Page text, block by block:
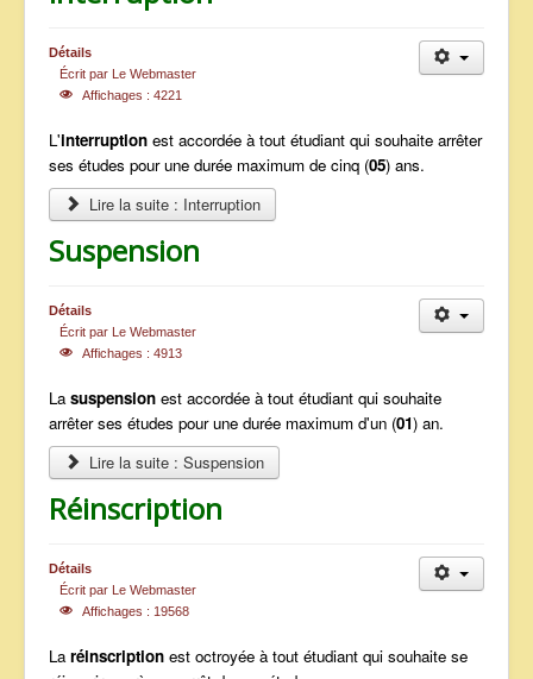
Détails
Écrit par Le Webmaster
Affichages : 4221
L'interruption est accordée à tout étudiant qui souhaite arrêter
ses études pour une durée maximum de cinq (05) ans.
Lire la suite : Interruption
Suspension
Détails
Écrit par Le Webmaster
Affichages : 4913
Lasuspension est accordée à tout étudiant qui souhaite
arrêter ses études pour une durée maximum d'un (01) an.
Lire la suite : Suspension
Réinscription
Détails
Écrit par Le Webmaster
Affichages : 19568
Laréinscription est octroyée à tout étudiant qui souhaite se